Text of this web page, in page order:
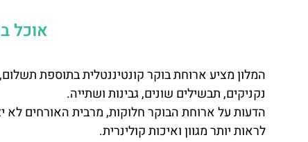
אוכל
המלון מציע ארוחת בוקר קונטיננטלית בתוספת
נקניקים, תבשילים שונים, גבינות ושתייה.
הדעות על ארוחת הבוקר חלוקות, מרבית האורחים לא
לראות יותר מגוון ואיכות קולינרית.